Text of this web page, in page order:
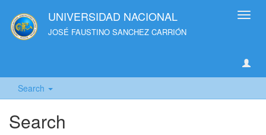
UNIVERSIDAD NACIONAL
JOSÉ FAUSTINO SANCHEZ CARRIÓN
Search
Search